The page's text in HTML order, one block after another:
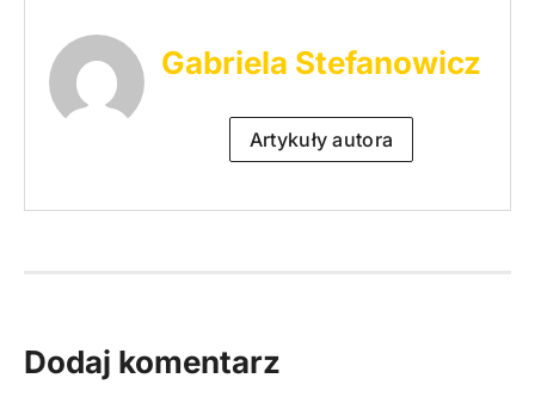
Gabriela Stefanowicz
Artykuły autora
Dodaj komentarz